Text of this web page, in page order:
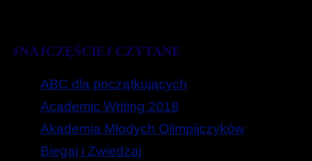
#NAJCZĘŚCIEJ CZYTANE
ABC dla początkujących
Academic Writing 2018
Akademia Młodych Olimpijczyków
Biegaj i Zwiedzaj